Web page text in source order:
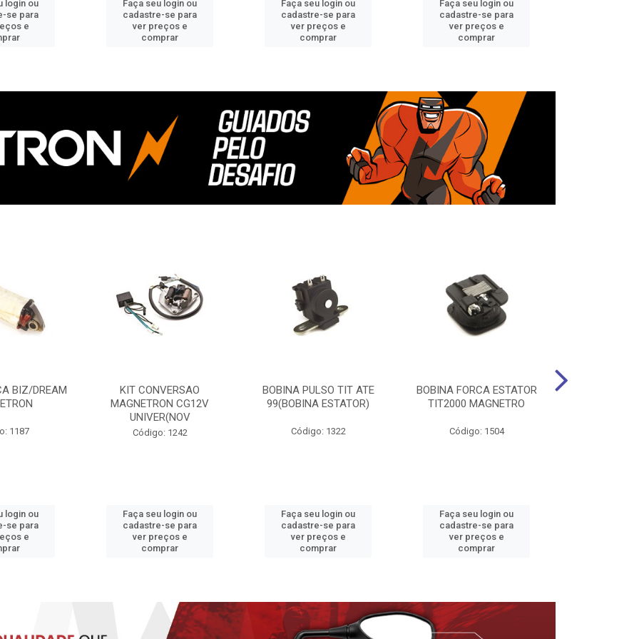
login ou
se para
e
Faça seu login ou
cadastre-se para
ver preços e
comprar
Faça seu login ou
cadastre-se para
ver preços e
comprar
Faça seu login ou
cadastre-se para
ver preços e
comprar
BIZ/DREAM
1187
login ou
se para
e
KIT CONVERSAO
MAGNETRON CG12V
UNIVER(NOV
Código: 1242
Faça seu login ou
cadastre-se para
ver preços e
comprar
BOBINA PULSO TIT ATE
99(BOBINA ESTATOR)
Código: 1322
Faça seu login ou
cadastre-se para
ver preços e
comprar
BOBINA FORCA ESTATOR
TIT2000 MAGNETRO
Código: 1504
Faça seu login ou
cadastre-se para
ver preços e
comprar